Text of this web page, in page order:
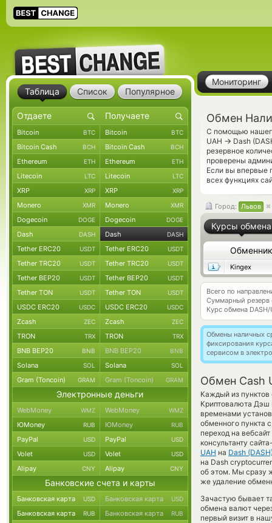
Мониторинг
Обмен
С помощью
UAH → Dash
резервное
проверены
Если вы впервые
всех функциях
Город: Львов
Курсы обмена
Обменник
Kingex
Всего по
Суммарный резерв
Курс обмена DASH/
Обмены наличных
фиксирования
сервисом в
Обмен Cash
Каждый из пунктов
Криптовалюта Дэш
временами
обменного пункта
переход на
консультанту
UAH на Dash
на Dash
об этом. Мы сразу
же удаление
Зачастую бывает
обмена валют
первый визит в
Таблица Список Популярное
Bitcoin BTC Bitcoin BTC
Bitcoin Cash BCH Bitcoin Cash BCH
Ethereum ETH Ethereum ETH
Litecoin LTC Litecoin LTC
XRP XRP XRP XRP
Monero XMR Monero XMR
Dogecoin DOGE Dogecoin DOGE
Dash DASH Dash DASH
Tether ERC20 USDT Tether ERC20 USDT
Tether TRC20 USDT Tether TRC20 USDT
Tether BEP20 USDT Tether BEP20 USDT
Tether TON USDT Tether TON USDT
USDC ERC20 USDC USDC ERC20 USDC
Zcash ZEC Zcash ZEC
TRON TRX TRON TRX
BNB BEP20 BNB BNB BEP20 BNB
Solana SOL Solana SOL
Gram (Toncoin) GRAM Gram (Toncoin) GRAM
Электронные деньги
WebMoney WMZ WebMoney WMZ
ЮMoney RUB ЮMoney RUB
PayPal USD PayPal USD
Volet USD Volet USD
Alipay CNY Alipay CNY
Банковские счета и карты
Банковская карта USD Банковская карта USD
Банковская карта RUB Банковская карта RUB